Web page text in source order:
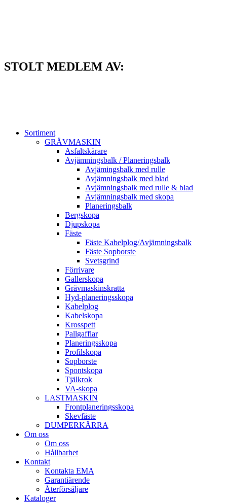
STOLT MEDLEM AV:
Sortiment
GRÄV­MASKIN
Asfalt­skärare
Avjämnings­balk / Planeringsbalk
Avjämingsbalk med rulle
Avjämningsbalk med blad
Avjämningsbalk med rulle & blad
Avjämningsbalk med skopa
Planerings­balk
Berg­skopa
Djup­skopa
Fäste
Fäste Kabel­­plog/­Avjämnings­­balk
Fäste Sop­borste
Svets­grind
Förrivare
Galler­skopa
Gräv­maskins­kratta
Hyd­-planerings­skopa
Kabel­plog
Kabel­skopa
Kros­spett
Pallgafflar
Planerings­skopa
Profil­skopa
Sop­borste
Spont­skopa
Tjäl­krok
VA­-skopa
LAST­MASKIN
Front­planerings­skopa
Skev­fäste
DUMPER­KÄRRA
Om oss
Om oss
Hållbarhet
Kontakt
Kontakta EMA
Garantiärende
Återförsäljare
Kataloger